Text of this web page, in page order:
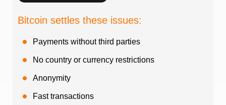
Bitcoin settles these issues:
Payments without third parties
No country or currency restrictions
Anonymity
Fast transactions